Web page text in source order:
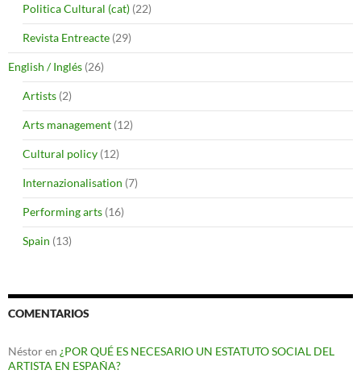
Politica Cultural (cat) (22)
Revista Entreacte (29)
English / Inglés (26)
Artists (2)
Arts management (12)
Cultural policy (12)
Internazionalisation (7)
Performing arts (16)
Spain (13)
COMENTARIOS
Néstoren ¿POR QUÉ ES NECESARIO UN ESTATUTO SOCIAL DEL
ARTISTA EN ESPAÑA?